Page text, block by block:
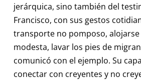
jerárquica, sino también del
Francisco, con sus gestos
transporte no pomposo,
modesta, lavar los pies de
comunicó con el ejemplo. Su
conectar con creyentes y no